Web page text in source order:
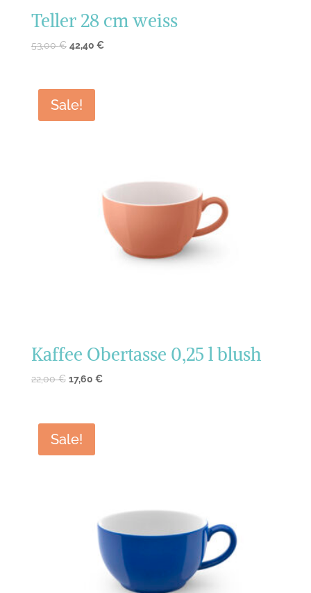
Teller 28 cm weiss
53,00€ 42,40 €
Sale!
Kaffee Obertasse 0,25 l blush
22,00€ 17,60 €
Sale!